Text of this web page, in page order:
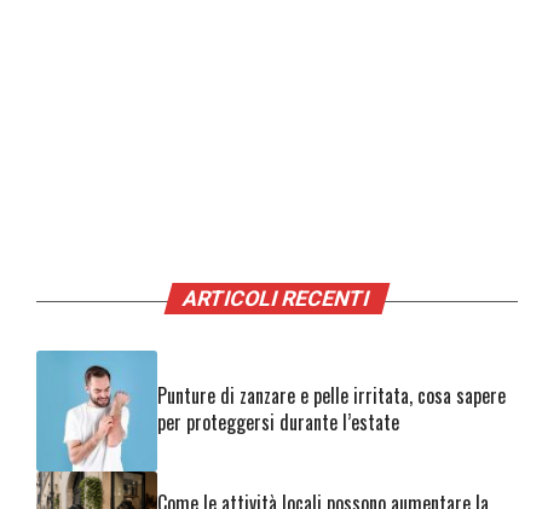
ARTICOLI RECENTI
Punture di zanzare e pelle irritata, cosa sapere
per proteggersi durante l’estate
Come le attività locali possono aumentare la